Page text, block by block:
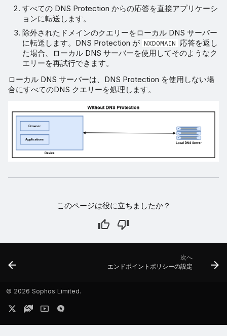
すべての DNS Protection からの応答を直接アプリケーシ
ョンに転送します。
除外されたドメインのクエリーをローカル DNS サーバー
に転送します。DNS Protection が NXDOMAIN
応答を返し
た場合、ローカル DNS サーバーを使用してそのようなク
エリーを再試行できます。
ローカル DNS サーバーは、DNS Protection を使用しない場
合にすべてのDNS クエリーを処理します。
このページは役に立ちましたか？
次へ
エンドポイントポリシーの設定
© 2026 Sophos Limited.